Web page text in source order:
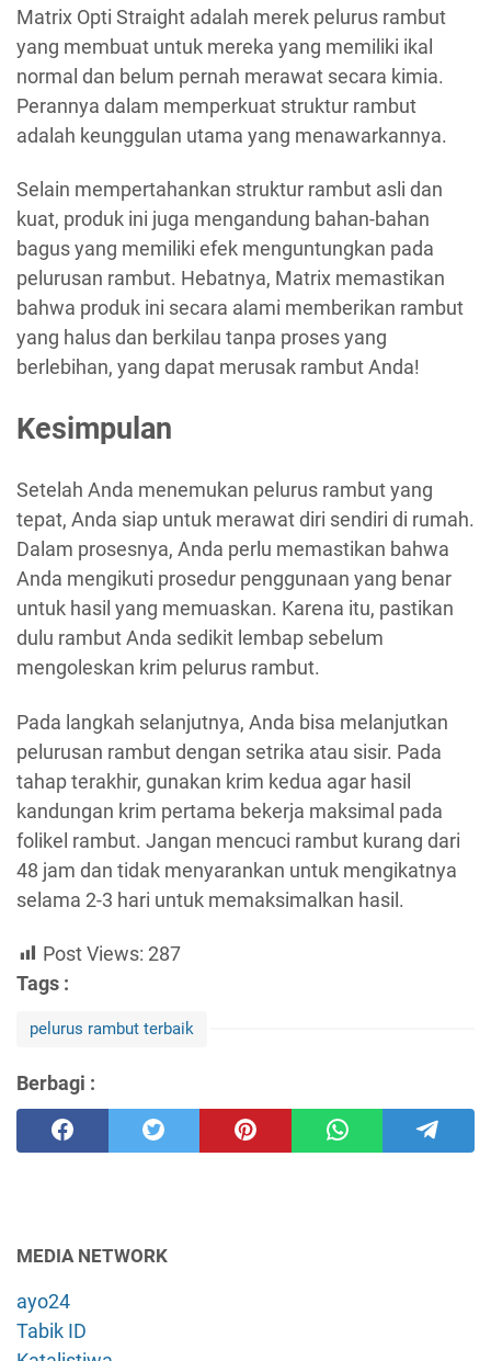
Matrix Opti Straight adalah merek pelurus rambut
yang membuat untuk mereka yang memiliki ikal
normal dan belum pernah merawat secara kimia.
Perannya dalam memperkuat struktur rambut
adalah keunggulan utama yang menawarkannya.
Selain mempertahankan struktur rambut asli dan
kuat, produk ini juga mengandung bahan-bahan
bagus yang memiliki efek menguntungkan pada
pelurusan rambut. Hebatnya, Matrix memastikan
bahwa produk ini secara alami memberikan rambut
yang halus dan berkilau tanpa proses yang
berlebihan, yang dapat merusak rambut Anda!
Kesimpulan
Setelah Anda menemukan pelurus rambut yang
tepat, Anda siap untuk merawat diri sendiri di rumah.
Dalam prosesnya, Anda perlu memastikan bahwa
Anda mengikuti prosedur penggunaan yang benar
untuk hasil yang memuaskan. Karena itu, pastikan
dulu rambut Anda sedikit lembap sebelum
mengoleskan krim pelurus rambut.
Pada langkah selanjutnya, Anda bisa melanjutkan
pelurusan rambut dengan setrika atau sisir. Pada
tahap terakhir, gunakan krim kedua agar hasil
kandungan krim pertama bekerja maksimal pada
folikel rambut. Jangan mencuci rambut kurang dari
48 jam dan tidak menyarankan untuk mengikatnya
selama 2-3 hari untuk memaksimalkan hasil.
Post Views: 287
Tags :
pelurus rambut terbaik
Berbagi :
MEDIA NETWORK
ayo24
Tabik ID